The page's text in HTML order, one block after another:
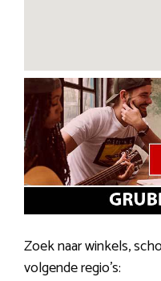
Zoek naar winkels,
volgende regio’s: